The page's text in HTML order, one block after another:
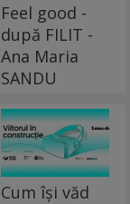
Feel good -
după FILIT -
Ana Maria
SANDU
Cum își văd